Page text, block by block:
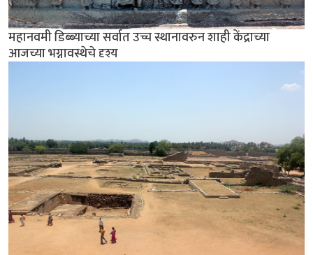
महानवमी डिब्ब्याच्या सर्वात उच्च स्थानावरुन शाही केंद्राच्या
आजच्या भग्नावस्थेचे दृश्य